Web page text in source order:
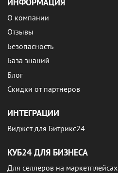
О компании
Отзывы
Безопасность
База знаний
Блог
Скидки от партнеров
ИНТЕГРАЦИИ
Виджет для Битрикс24
КУБ24 ДЛЯ БИЗНЕСА
Для селлеров на маркетплейсах